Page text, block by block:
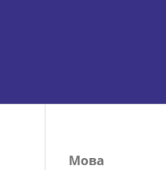
Мова